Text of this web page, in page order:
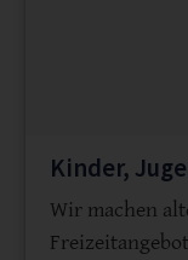
Kinder,
Wir machen